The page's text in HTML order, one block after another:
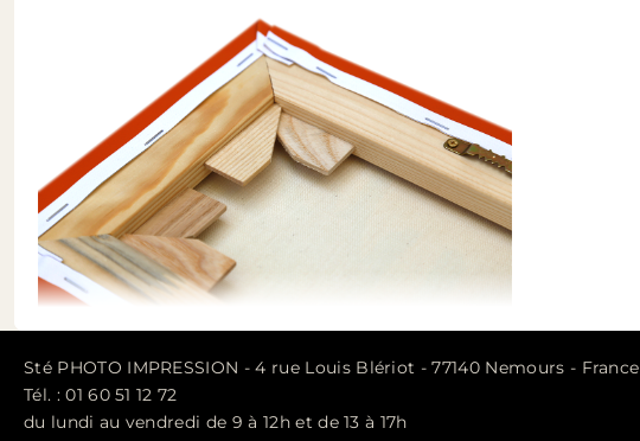
Sté PHOTO IMPRESSION - 4 rue Louis Blériot - 77140 Nemours - France
Tél. : 01 60 51 12 72
du lundi au vendredi de 9 à 12h et de 13 à 17h